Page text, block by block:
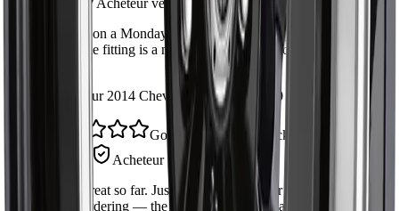
Acheteur vérifié
14 mai 2026
Ordered on a Monday, had it by Wednesday in Calgary.
Greasable fitting is a nice touch. Quality looks on par with
Installé sur 2014 Chevrolet Silverado 1500
Good part, double-check your side
Acheteur vérifié
30 avr. 2026
Works great so far. Just confirm fitment for your exact trim
before ordering — the fitment list on the page was accurate